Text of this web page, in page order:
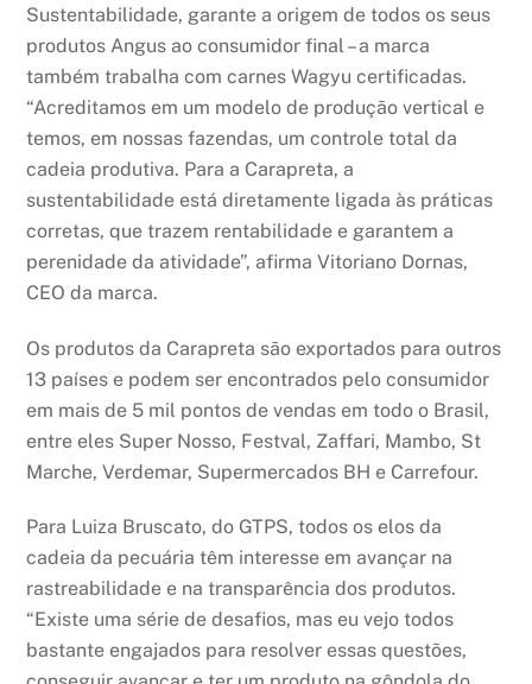
Sustentabilidade, garante a origem de todos os seus
produtos Angus ao consumidor final – a marca
também trabalha com carnes Wagyu certificadas.
“Acreditamos em um modelo de produção vertical e
temos, em nossas fazendas, um controle total da
cadeia produtiva. Para a Carapreta, a
sustentabilidade está diretamente ligada às práticas
corretas, que trazem rentabilidade e garantem a
perenidade da atividade”, afirma Vitoriano Dornas,
CEO da marca.
Os produtos da Carapreta são exportados para outros
13 países e podem ser encontrados pelo consumidor
em mais de 5 mil pontos de vendas em todo o Brasil,
entre eles Super Nosso, Festval, Zaffari, Mambo, St
Marche, Verdemar, Supermercados BH e Carrefour.
Para Luiza Bruscato, do GTPS, todos os elos da
cadeia da pecuária têm interesse em avançar na
rastreabilidade e na transparência dos produtos.
“Existe uma série de desafios, mas eu vejo todos
bastante engajados para resolver essas questões,